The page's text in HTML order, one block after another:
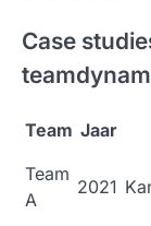
Case
Team Jaar
Team
A
2021